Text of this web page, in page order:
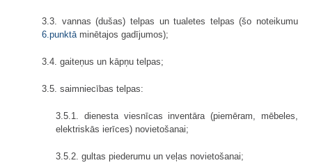
3.3. vannas (dušas) telpas un tualetes telpas (šo noteikumu
6.punktā minētajos gadījumos);
3.4. gaiteņus un kāpņu telpas;
3.5. saimniecības telpas:
3.5.1. dienesta viesnīcas inventāra (piemēram, mēbeles,
elektriskās ierīces) novietošanai;
3.5.2. gultas piederumu un veļas novietošanai;